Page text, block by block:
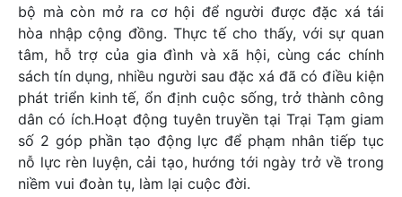
bộ mà còn mở ra cơ hội để người được đặc xá tái
hòa nhập cộng đồng. Thực tế cho thấy, với sự quan
tâm, hỗ trợ của gia đình và xã hội, cùng các chính
sách tín dụng, nhiều người sau đặc xá đã có điều kiện
phát triển kinh tế, ổn định cuộc sống, trở thành công
dân có ích.Hoạt động tuyên truyền tại Trại Tạm giam
số 2 góp phần tạo động lực để phạm nhân tiếp tục
nỗ lực rèn luyện, cải tạo, hướng tới ngày trở về trong
niềm vui đoàn tụ, làm lại cuộc đời.